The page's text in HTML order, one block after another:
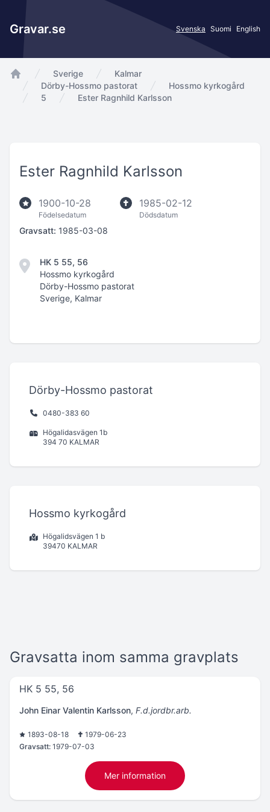
Gravar.se Svenska Suomi English
app.Start
Sverige
Kalmar
Dörby-Hossmo pastorat
Hossmo kyrkogård
5
Ester Ragnhild Karlsson
Ester Ragnhild Karlsson
1900-10-28
Födelsedatum
1985-02-12
Dödsdatum
Gravsatt: 1985-03-08
HK 5 55, 56
Hossmo kyrkogård
Dörby-Hossmo pastorat
Sverige, Kalmar
Dörby-Hossmo pastorat
0480-383 60
Högalidasvägen 1b
394 70 KALMAR
Hossmo kyrkogård
Högalidsvägen 1 b
39470 KALMAR
Gravsatta inom samma gravplats
HK 5 55, 56
John Einar Valentin Karlsson, F.d.jordbr.arb.
1893-08-18
1979-06-23
Gravsatt: 1979-07-03
Mer information